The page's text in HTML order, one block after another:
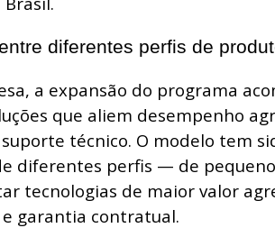
diferentes perfis de
a expansão do programa
que aliem desempenho
técnico. O modelo tem
diferentes perfis — de
tecnologias de maior valor
garantia contratual.